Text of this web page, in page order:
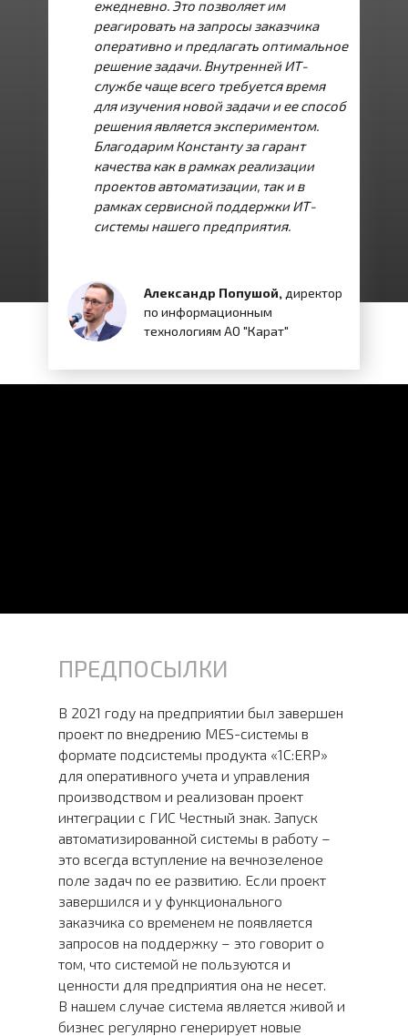
ежедневно. Это позволяет им
реагировать на запросы заказчика
оперативно и предлагать оптимальное
решение задачи. Внутренней ИТ-
службе чаще всего требуется время
для изучения новой задачи и ее способ
решения является экспериментом.
Благодарим Константу за гарант
качества как в рамках реализации
проектов автоматизации, так и в
рамках сервисной поддержки ИТ-
системы нашего предприятия.
Александр Попушой, директор
по информационным
технологиям АО "Карат"
ПРЕДПОСЫЛКИ
В 2021 году на предприятии был завершен
проект по внедрению MES-системы в
формате подсистемы продукта «1С:ERP»
для оперативного учета и управления
производством и реализован проект
интеграции с ГИС Честный знак. Запуск
автоматизированной системы в работу –
это всегда вступление на вечнозеленое
поле задач по ее развитию. Если проект
завершился и у функционального
заказчика со временем не появляется
запросов на поддержку – это говорит о
том, что системой не пользуются и
ценности для предприятия она не несет.
В нашем случае система является живой и
бизнес регулярно генерирует новые